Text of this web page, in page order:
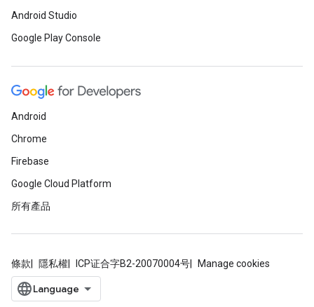
Android Studio
Google Play Console
Android
Chrome
Firebase
Google Cloud Platform
所有產品
條款 隱私權 ICP证合字B2-20070004号 Manage cookies